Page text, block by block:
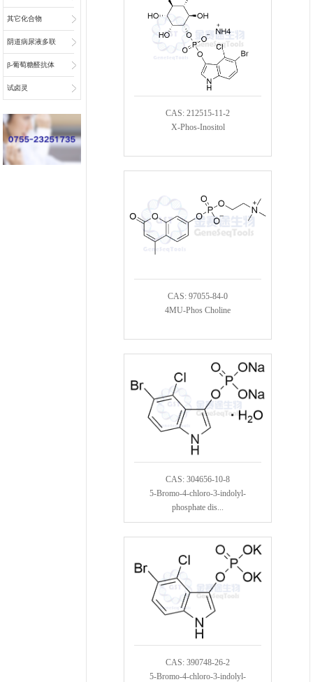
其它化合物
阴道病尿液多联
检底物
β-葡萄糖醛抗体
偶联物连接子
试卤灵
CAS: 212515-11-2
X-Phos-Inositol
CAS: 97055-84-0
4MU-Phos Choline
CAS: 304656-10-8
5-Bromo-4-chloro-3-indolyl-
phosphate dis...
CAS: 390748-26-2
5-Bromo-4-chloro-3-indolyl-